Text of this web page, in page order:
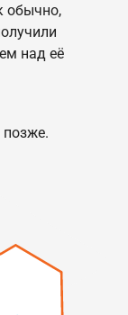
обычно,
над её
позже.